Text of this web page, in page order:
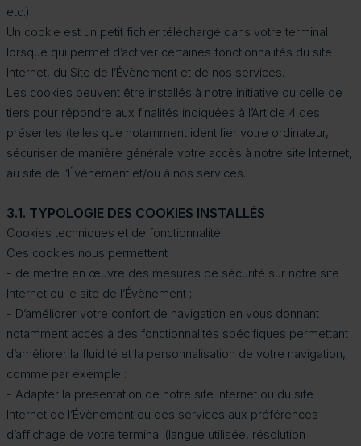
etc.).
Un cookie est un petit fichier téléchargé dans votre terminal
lorsque qui permet d’activer certaines fonctionnalités du site
Internet, du Site de l’Évènement et de nos services.
Les cookies peuvent être installés à notre initiative ou celle de
tiers pour répondre aux finalités indiquées à l’Article 4 des
présentes (telles que notamment identifier votre ordinateur,
sécuriser de manière générale votre accès à notre site Internet,
au site de l’Évènement et/ou à nos services.
3.1. TYPOLOGIE DES COOKIES INSTALLÉS
Cookies techniques et de fonctionnalité
Ces cookies nous permettent :
- de mettre en œuvre des mesures de sécurité sur notre site
Internet ou le site de l’Évènement ;
- D’améliorer votre confort de navigation en vous donnant
notamment accès à des fonctionnalités spécifiques permettant
d’améliorer la fluidité et la personnalisation de votre navigation,
comme par exemple :
- Adapter la présentation de notre site Internet ou du site
Internet de l’Évènement ou des services aux préférences
d’affichage de votre terminal (langue utilisée, résolution